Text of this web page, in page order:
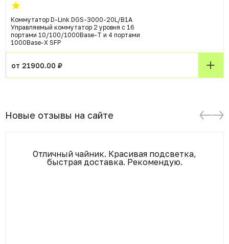
Коммутатор D-Link DGS-3000-20L/B1A
Управляемый коммутатор 2 уровня с 16
портами 10/100/1000Base-T и 4 портами
1000Base-X SFP
от 21900.00 ₽
Новые отзывы на сайте
Отличный чайник. Красивая подсветка,
быстрая доставка. Рекомендую.